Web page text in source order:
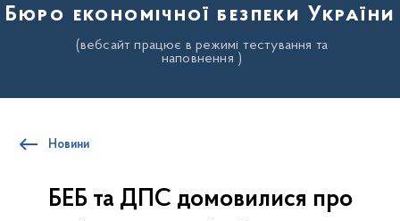
Бюро економічної безпеки України
(вебсайт працює в режимі тестування та
наповнення )
Новини
БЕБ та ДПС домовилися про